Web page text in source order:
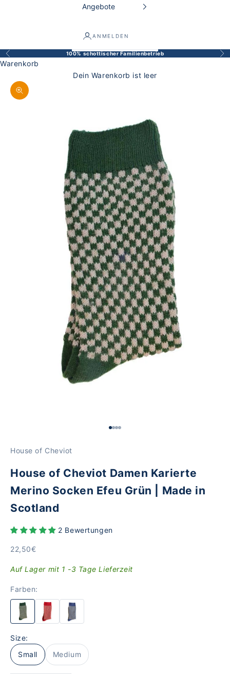
Angebote
ANMELDEN
Zurück 100% schottischer Familienbetrieb Vor
Warenkorb
Dein Warenkorb ist leer
Bild vergrößern
Gehe zu Element 1
Gehe zu Element 2
Gehe zu Element 3
Gehe zu Element 4
House of Cheviot
House of Cheviot Damen Karierte
Merino Socken Efeu Grün | Made in
Scotland
2 Bewertungen
Angebot
22,50€
Auf Lager mit 1 -3 Tage Lieferzeit
Farben:
Size:
Small
Medium